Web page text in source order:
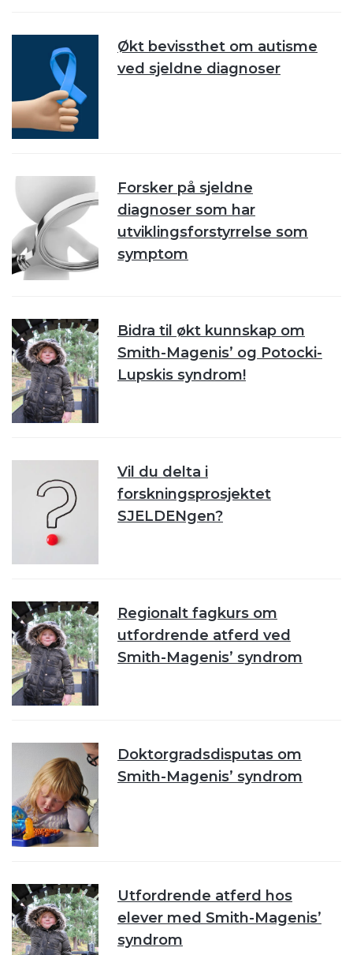
Økt bevissthet om autisme
ved sjeldne diagnoser
Forsker på sjeldne
diagnoser som har
utviklingsforstyrrelse som
symptom
Bidra til økt kunnskap om
Smith-Magenis’ og Potocki-
Lupskis syndrom!
Vil du delta i
forskningsprosjektet
SJELDENgen?
Regionalt fagkurs om
utfordrende atferd ved
Smith-Magenis’ syndrom
Doktorgradsdisputas om
Smith-Magenis’ syndrom
Utfordrende atferd hos
elever med Smith-Magenis’
syndrom